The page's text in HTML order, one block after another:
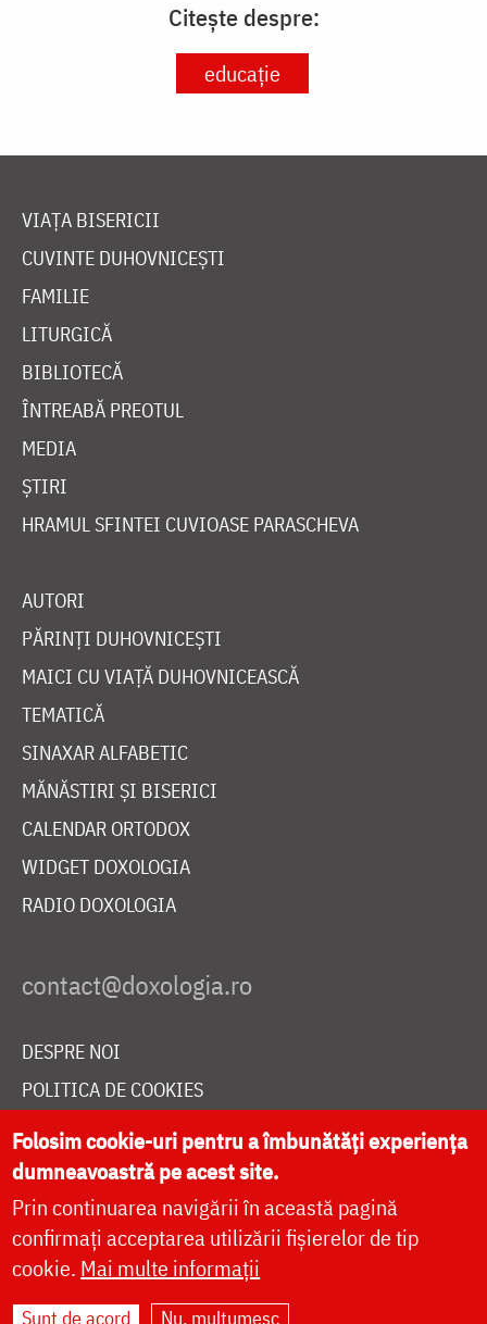
Citește despre:
educație
VIAȚA BISERICII
CUVINTE DUHOVNICEȘTI
FAMILIE
LITURGICĂ
BIBLIOTECĂ
ÎNTREABĂ PREOTUL
MEDIA
ȘTIRI
HRAMUL SFINTEI CUVIOASE PARASCHEVA
AUTORI
PĂRINȚI DUHOVNICEȘTI
MAICI CU VIAȚĂ DUHOVNICEASCĂ
TEMATICĂ
SINAXAR ALFABETIC
MĂNĂSTIRI ȘI BISERICI
CALENDAR ORTODOX
WIDGET DOXOLOGIA
RADIO DOXOLOGIA
DESPRE NOI
POLITICA DE COOKIES
DONEAZĂ ONLINE PENTRU CATEDRALA NAȚIONALĂ
LIVE
Folosim cookie-uri pentru a îmbunătăți experiența
dumneavoastră pe acest site.
Prin continuarea navigării în această pagină
confirmați acceptarea utilizării fișierelor de tip
cookie. Mai multe informații
Sunt de acord Nu, mulțumesc